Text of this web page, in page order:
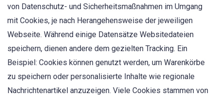
von Datenschutz- und Sicherheitsmaßnahmen im Umgang
mit Cookies, je nach Herangehensweise der jeweiligen
Webseite. Während einige Datensätze Websitedateien
speichern, dienen andere dem gezielten Tracking. Ein
Beispiel: Cookies können genutzt werden, um Warenkörbe
zu speichern oder personalisierte Inhalte wie regionale
Nachrichtenartikel anzuzeigen. Viele Cookies stammen von